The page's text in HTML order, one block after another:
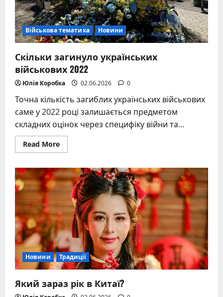
Військова тематика Новини
Скільки загинуло українських
військових 2022
Юлія Коробка 02.06.2026 0
Точна кількість загиблих українських військових
саме у 2022 році залишається предметом
складних оцінок через специфіку війни та...
Read MoreRead
more
загинуло
українських
військових
2022
Новини Традиції
Який зараз рік в Китаї?